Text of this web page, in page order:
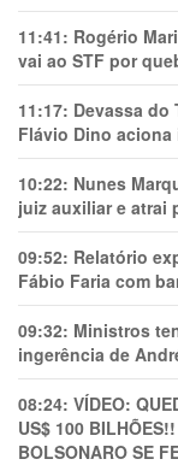
11:41: Rogério
vai ao STF por
11:17: Devassa do
Flávio Dino
10:22: Nunes
juiz auxiliar e atrai
09:52: Relatório
Fábio Faria com
09:32: Ministros
ingerência de
08:24: VÍDEO:
US$ 100
BOLSONARO SE